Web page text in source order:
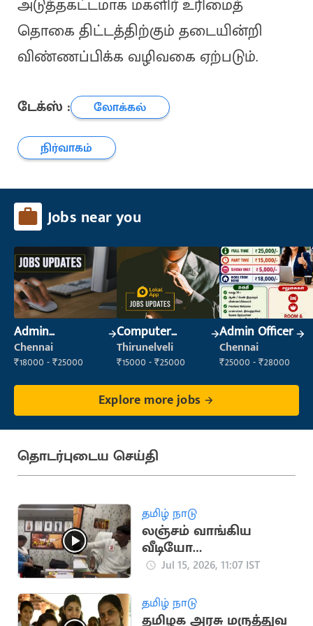
அடுத்தகட்டமாக மகளிர் உரிமைத்
தொகை திட்டத்திற்கும் தடையின்றி
விண்ணப்பிக்க வழிவகை ஏற்படும்.
டேக்ஸ் :
லோக்கல்
நிர்வாகம்
Jobs near you
Admin
Supervisor
Chennai
₹18000 - ₹25000
Computer
Operator
Thirunelveli
₹15000 - ₹25000
Admin Officer
Chennai
₹25000 - ₹28000
Explore more jobs
தொடர்புடைய செய்தி
தமிழ் நாடு
லஞ்சம் வாங்கிய
வீடியோ
வெளியானதால்
வீராசாமி நீக்கம்
Jul 15, 2026, 11:07 IST
தமிழ் நாடு
தமிழக அரசு மருத்துவ